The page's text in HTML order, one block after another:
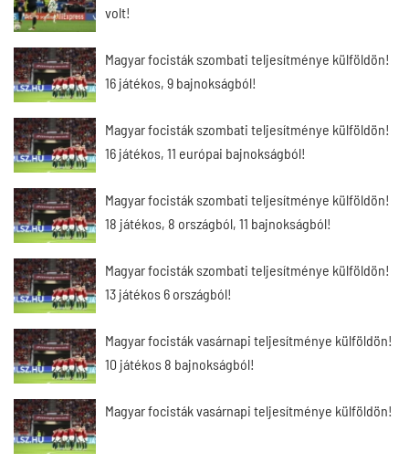
volt!
Magyar focisták szombati teljesítménye külföldön!
16 játékos, 9 bajnokságból!
Magyar focisták szombati teljesítménye külföldön!
16 játékos, 11 európai bajnokságból!
Magyar focisták szombati teljesítménye külföldön!
18 játékos, 8 országból, 11 bajnokságból!
Magyar focisták szombati teljesítménye külföldön!
13 játékos 6 országból!
Magyar focisták vasárnapi teljesítménye külföldön!
10 játékos 8 bajnokságból!
Magyar focisták vasárnapi teljesítménye külföldön!